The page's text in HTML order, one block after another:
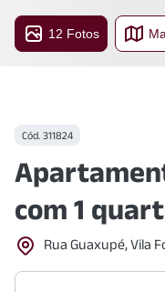
12 Fotos
Cód. 311824
com 1
Rua Guaxupé, Vila